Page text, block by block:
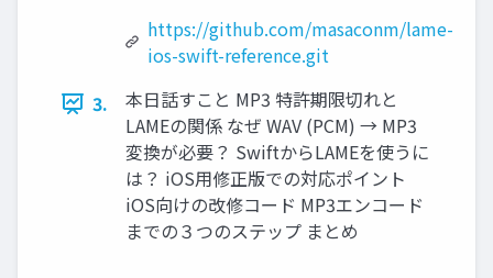
https://github.com/masaconm/lame-
ios-swift-reference.git
3.
本日話すこと MP3 特許期限切れと
LAMEの関係 なぜ WAV (PCM) → MP3
変換が必要？ SwiftからLAMEを使うに
は？ iOS用修正版での対応ポイント
iOS向けの改修コード MP3エンコード
までの３つのステップ まとめ